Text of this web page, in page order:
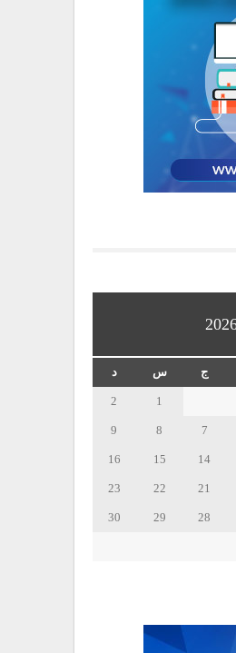
ج س د
1
2
7
8
9
14
15
16
21
22
23
28
29
30